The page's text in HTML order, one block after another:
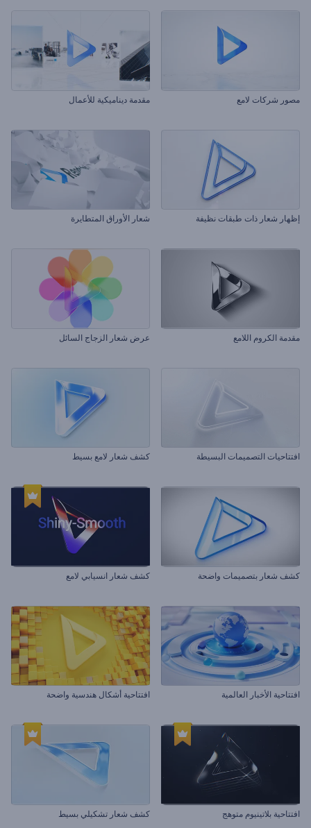
مصور شركات لامع مقدمة ديناميكية للأعمال
إظهار شعار ذات طبقات نظيفة شعار الأوراق المتطايرة
مقدمة الكروم اللامع عرض شعار الزجاج السائل
افتتاحيات التصميمات البسيطة كشف شعار لامع بسيط
كشف شعار بتصميمات واضحة كشف شعار انسيابي لامع
افتتاحية الأخبار العالمية افتتاحية أشكال هندسية واضحة
افتتاحية بلاتينيوم متوهج كشف شعار تشكيلي بسيط